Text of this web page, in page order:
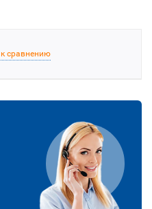
сравнению